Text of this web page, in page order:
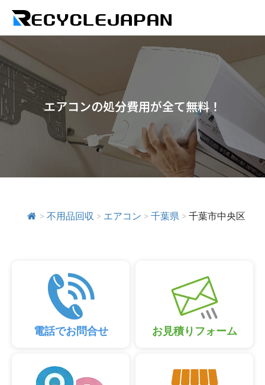
エアコンの処分費用が全て無料！
> 不用品回収 > エアコン > 千葉県 > 千葉市中央区
電話でお問合せ お見積りフォーム